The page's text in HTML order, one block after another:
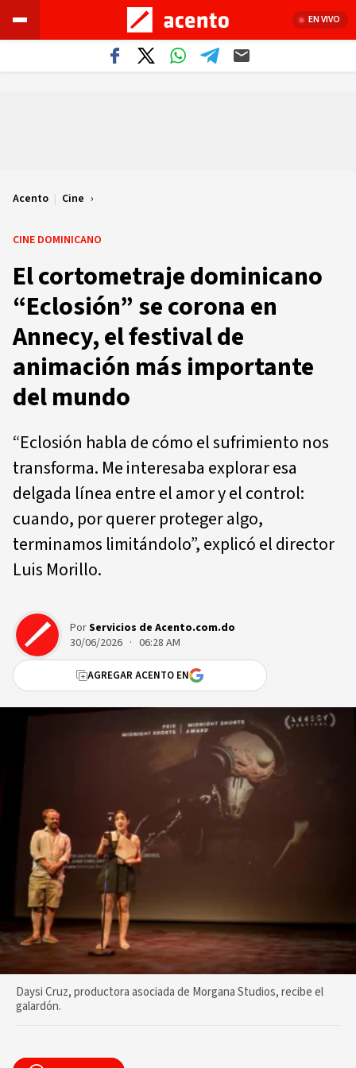
EN VIVO
Acento | Cine
CINE DOMINICANO
El cortometraje dominicano
“Eclosión” se corona en
Annecy, el festival de
animación más importante
del mundo
“Eclosión habla de cómo el sufrimiento nos
transforma. Me interesaba explorar esa
delgada línea entre el amor y el control:
cuando, por querer proteger algo,
terminamos limitándolo”, explicó el director
Luis Morillo.
PorServicios de Acento.com.do
30/06/2026 · 06:28 AM
AGREGAR ACENTO EN
Daysi Cruz, productora asociada de Morgana Studios, recibe el
galardón.